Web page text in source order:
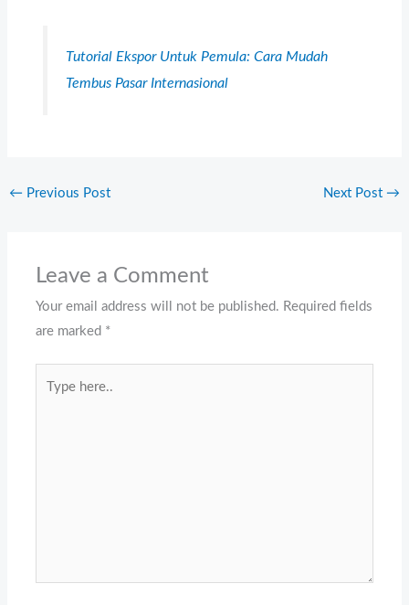
Tutorial Ekspor Untuk Pemula: Cara Mudah
Tembus Pasar Internasional
← Previous Post Next Post →
Leave a Comment
Your email address will not be published. Required fields
are marked *